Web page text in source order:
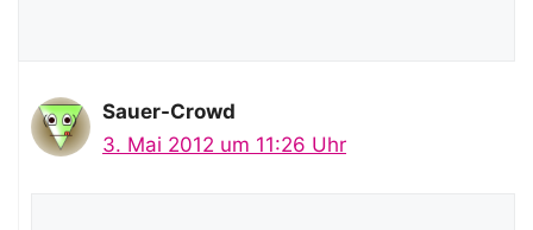
Sauer-Crowd
3. Mai 2012 um 11:26 Uhr